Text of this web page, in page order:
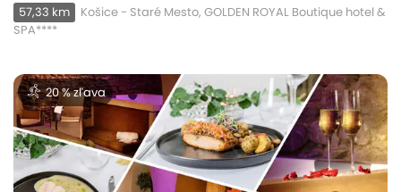
57,33 km
Košice - Staré Mesto, GOLDEN ROYAL Boutique hotel &
SPA****
20 % zľava